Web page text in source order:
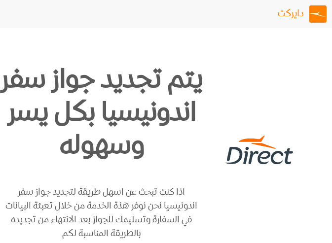
دايركت
يتم تجديد جواز سفر
اندونيسيا بكل يسر
وسهوله
اذا كنت تبحث عن اسهل طريقة لتجديد جواز سفر
اندونيسيا نحن نوفر هذة الخدمة من خلال تعبئة البيانات
في السفارة وتسليمك للجواز بعد الانتهاء من تجديده
بالطريقة المناسبة لكم